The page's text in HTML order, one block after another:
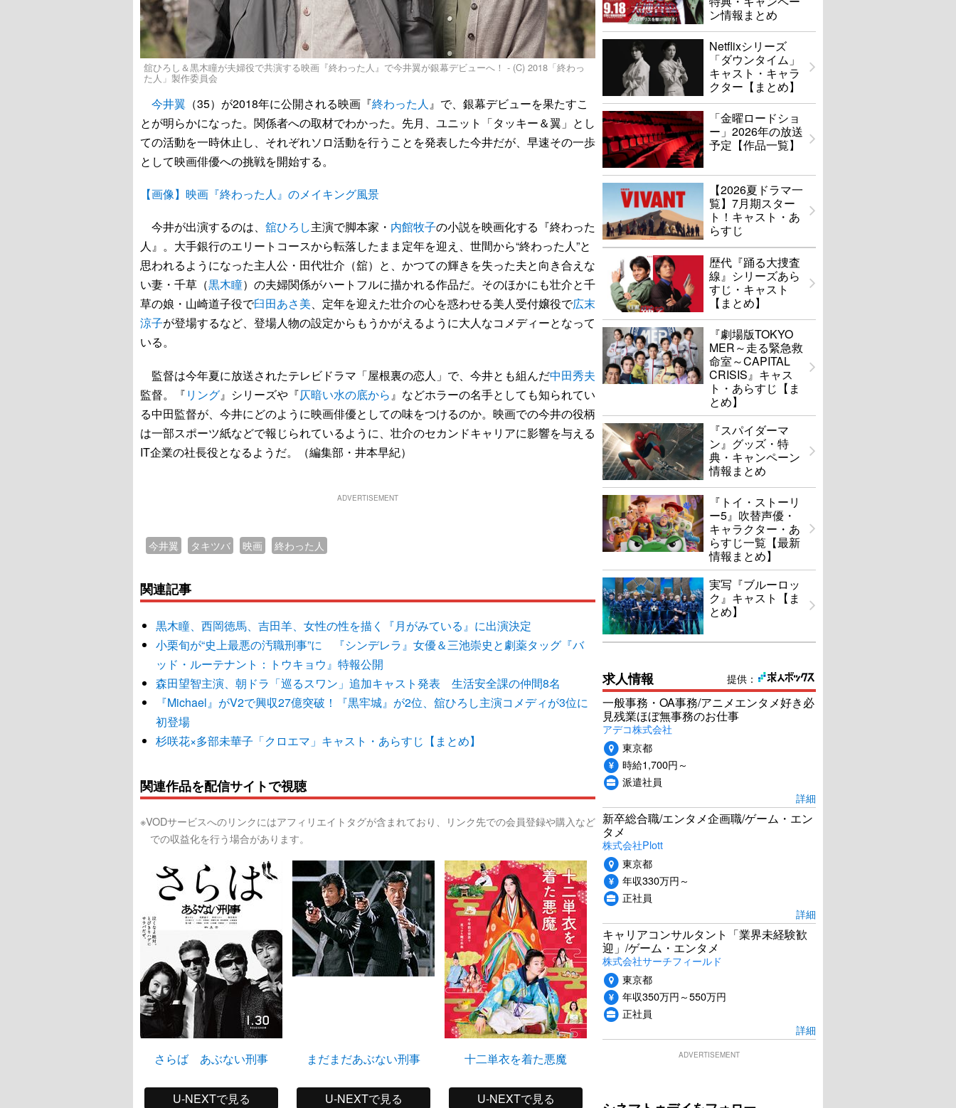
舘ひろし＆黒木瞳が夫婦役で共演する映画『終わった人』で今井翼が銀幕デビューへ！ - (C) 2018「終わっ
た人」製作委員会
今井翼 （35）が2018年に公開される映画『終わった人』で、銀幕デビューを果たすこ
とが明らかになった。関係者への取材でわかった。先月、ユニット「タッキー＆翼」とし
ての活動を一時休止し、それぞれソロ活動を行うことを発表した今井だが、早速その一歩
として映画俳優への挑戦を開始する。
【画像】映画『終わった人』のメイキング風景
今井が出演するのは、 舘ひろし主演で脚本家・ 内館牧子の小説を映画化する『終わった
人』。大手銀行のエリートコースから転落したまま定年を迎え、世間から“終わった人”と
思われるようになった主人公・田代壮介（舘）と、かつての輝きを失った夫と向き合えな
い妻・千草（黒木瞳）の夫婦関係がハートフルに描かれる作品だ。そのほかにも壮介と千
草の娘・山崎道子役で臼田あさ美、定年を迎えた壮介の心を惑わせる美人受付嬢役で広末
涼子が登場するなど、登場人物の設定からもうかがえるように大人なコメディーとなって
いる。
監督は今年夏に放送されたテレビドラマ「屋根裏の恋人」で、今井とも組んだ中田秀夫
監督。『リング』シリーズや『仄暗い水の底から 』などホラーの名手としても知られてい
る中田監督が、今井にどのように映画俳優としての味をつけるのか。映画での今井の役柄
は一部スポーツ紙などで報じられているように、壮介のセカンドキャリアに影響を与える
IT企業の社長役となるようだ。（編集部・井本早紀）
ADVERTISEMENT
今井翼 タキツバ 映画 終わった人
関連記事
黒木瞳、西岡徳馬、吉田羊、女性の性を描く『月がみている』に出演決定
小栗旬が“史上最悪の汚職刑事”に 『シンデレラ』女優＆三池崇史と劇薬タッグ『バ
ッド・ルーテナント：トウキョウ』特報公開
森田望智主演、朝ドラ「巡るスワン」追加キャスト発表 生活安全課の仲間8名
『Michael』がV2で興収27億突破！『黒牢城』が2位、舘ひろし主演コメディが3位に
初登場
杉咲花×多部未華子「クロエマ」キャスト・あらすじ【まとめ】
関連作品を配信サイトで視聴
※VODサービスへのリンクにはアフィリエイトタグが含まれており、リンク先での会員登録や購入など
での収益化を行う場合があります。
さらば あぶない刑事
U-NEXTで見る
まだまだあぶない刑事
U-NEXTで見る
十二単衣を着た悪魔
U-NEXTで見る
魔女の香水
ン情報まとめ
Netflixシリーズ
「ダウンタイム」
キャスト・キャラ
クター【まとめ】
「金曜ロードショ
ー」2026年の放送
予定【作品一覧】
【2026夏ドラマ一
覧】7月期スター
ト！キャスト・あ
らすじ
歴代『踊る大捜査
線』シリーズあら
すじ・キャスト
【まとめ】
『劇場版TOKYO
MER～走る緊急救
命室～CAPITAL
CRISIS』キャス
ト・あらすじ【ま
とめ】
『スパイダーマ
ン』グッズ・特
典・キャンペーン
情報まとめ
『トイ・ストーリ
ー5』吹替声優・
キャラクター・あ
らすじ一覧【最新
情報まとめ】
実写『ブルーロッ
ク』キャスト【ま
とめ】
提供：
求人情報
一般事務・OA事務/アニメエンタメ好き必
見残業ほぼ無事務のお仕事
アデコ株式会社
東京都
時給1,700円～
派遣社員
詳細
新卒総合職/エンタメ企画職/ゲーム・エン
タメ
株式会社Plott
東京都
年収330万円～
正社員
詳細
キャリアコンサルタント「業界未経験歓
迎」/ゲーム・エンタメ
株式会社サーチフィールド
東京都
年収350万円～550万円
正社員
詳細
ADVERTISEMENT